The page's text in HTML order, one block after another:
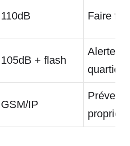
110dB Faire fuir
105dB + flash
Alerter le
quartier
GSM/IP
Prévenir